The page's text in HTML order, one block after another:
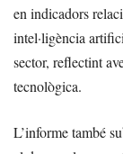
en indicadors
intel·ligència
sector, reflectint
tecnològica.
L’informe també